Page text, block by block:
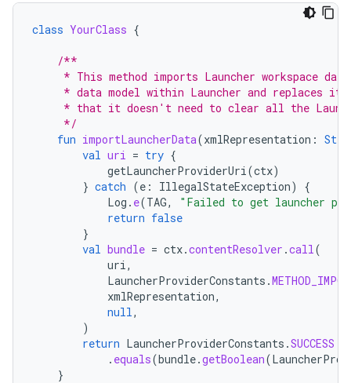
class YourClass {
/**
* This method imports Launcher workspace
* data model within Launcher and replaces it
* that it doesn't need to clear all the
     */
fun importLauncherData(xmlRepresentation :
val uri = try {
getLauncherProviderUri(ctx)
} catch (e : IllegalStateException)
{
Log . e(TAG,
"Failed to get launcher
return false
}
val bundle = ctx.contentResolver .call(
uri,
LauncherProviderConstants .
xmlRepresentation,
null,
)
return LauncherProviderConstants .SUCCESS
. equals(bundle.getBoolean(
}